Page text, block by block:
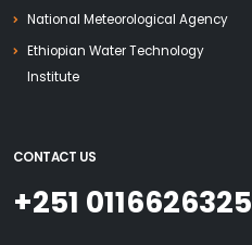
National Meteorological Agency
Ethiopian Water Technology
Institute
CONTACT US
+251 0116626325